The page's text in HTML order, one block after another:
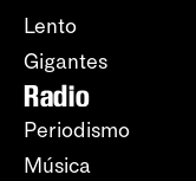
Lento
Gigantes
Radio
Periodismo
Música